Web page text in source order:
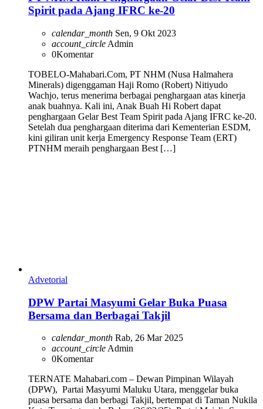
Spirit pada Ajang IFRC ke-20
calendar_month Sen, 9 Okt 2023
account_circle Admin
0Komentar
TOBELO-Mahabari.Com, PT NHM (Nusa Halmahera
Minerals) digenggaman Haji Romo (Robert) Nitiyudo
Wachjo, terus menerima berbagai penghargaan atas kinerja
anak buahnya. Kali ini, Anak Buah Hi Robert dapat
penghargaan Gelar Best Team Spirit pada Ajang IFRC ke-20.
Setelah dua penghargaan diterima dari Kementerian ESDM,
kini giliran unit kerja Emergency Response Team (ERT)
PTNHM meraih penghargaan Best […]
Advetorial
DPW Partai Masyumi Gelar Buka Puasa
Bersama dan Berbagai Takjil
calendar_month Rab, 26 Mar 2025
account_circleAdmin
0Komentar
TERNATE Mahabari.com – Dewan Pimpinan Wilayah
(DPW), Partai Masyumi Maluku Utara, menggelar buka
puasa bersama dan berbagi Takjil, bertempat di Taman Nukila